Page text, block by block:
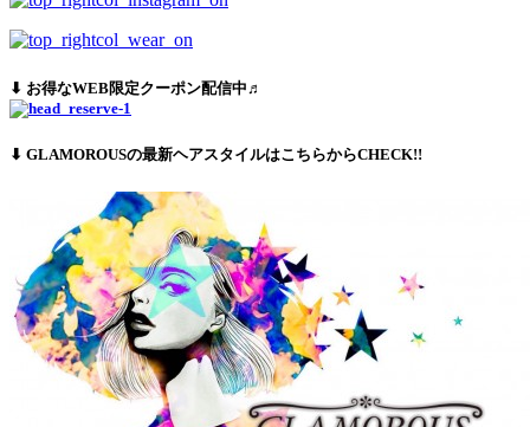
⬇︎ お得なWEB限定クーポン配信中♬
⬇︎ GLAMOROUSの最新ヘアスタイルはこちらからCHECK!!